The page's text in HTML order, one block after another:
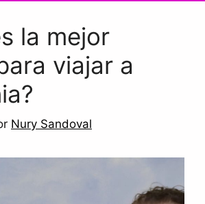
la mejor
viajar a
Nury Sandoval